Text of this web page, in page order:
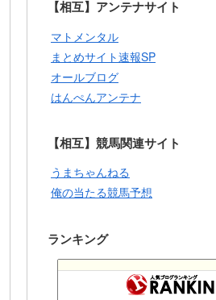
【相互】アンテナサイト
マトメンタル
まとめサイト速報SP
オールブログ
はんぺんアンテナ
【相互】競馬関連サイト
うまちゃんねる
俺の当たる競馬予想
ランキング